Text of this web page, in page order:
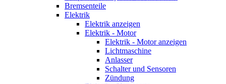
Bremsenteile
Elektrik
Elektrik anzeigen
Elektrik - Motor
Elektrik - Motor anzeigen
Lichtmaschine
Anlasser
Schalter und Sensoren
Zündung